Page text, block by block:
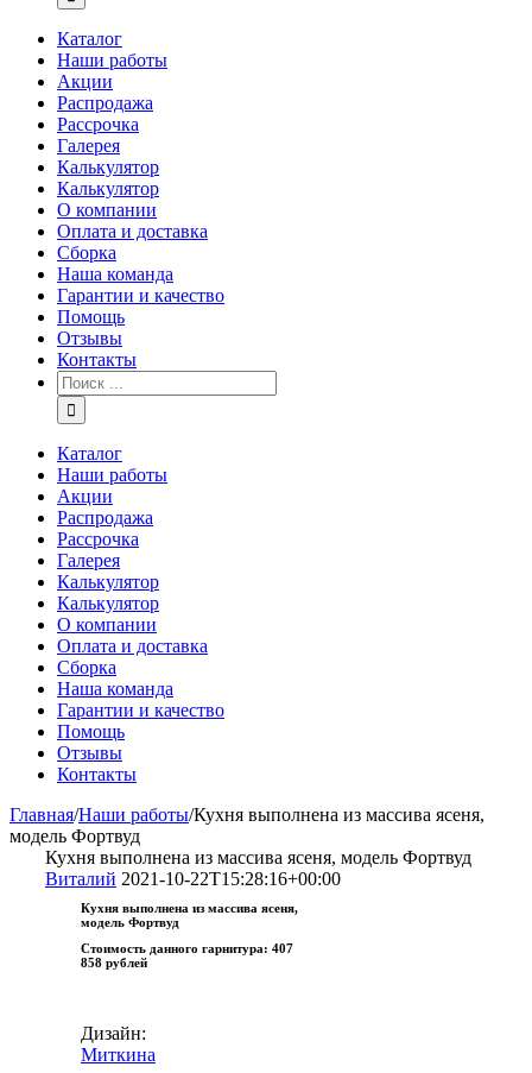
Каталог
Наши работы
Акции
Распродажа
Рассрочка
Галерея
Калькулятор
Калькулятор
О компании
Оплата и доставка
Сборка
Наша команда
Гарантии и качество
Помощь
Отзывы
Контакты
Каталог
Наши работы
Акции
Распродажа
Рассрочка
Галерея
Калькулятор
Калькулятор
О компании
Оплата и доставка
Сборка
Наша команда
Гарантии и качество
Помощь
Отзывы
Контакты
Главная/Наши работы/Кухня выполнена из массива ясеня,
модель Фортвуд
Кухня выполнена из массива ясеня, модель Фортвуд
Виталий 2021-10-22T15:28:16+00:00
Кухня выполнена из массива ясеня,
модель Фортвуд
Стоимость данного гарнитура: 407
858 рублей
Дизайн:
Миткина